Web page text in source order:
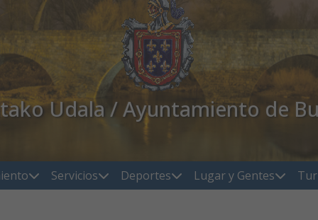
Udala / Ayuntamiento de
Servicios Deportes Lugar y Gentes